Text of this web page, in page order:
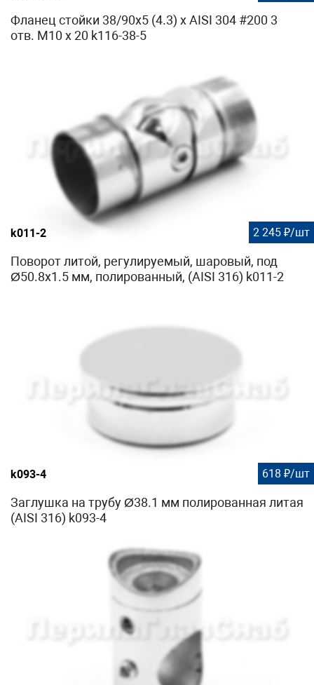
Фланец стойки 38/90х5 (4.3) х AISI 304 #200 3
отв. М10 х 20 k116-38-5
k011-2 2 245 ₽/шт
Поворот литой, регулируемый, шаровый, под
Ø50.8х1.5 мм, полированный, (AISI 316) k011-2
k093-4 618 ₽/шт
Заглушка на трубу Ø38.1 мм полированная литая
(AISI 316) k093-4